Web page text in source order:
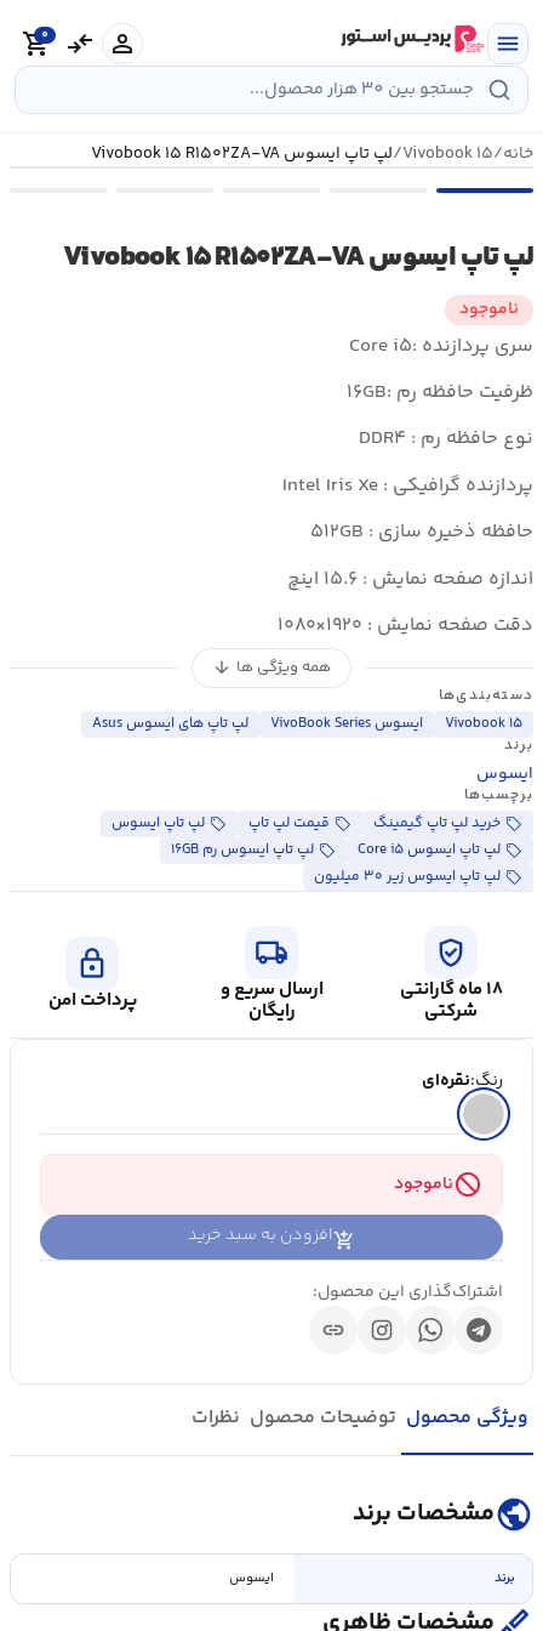
به
محتوا
menu
person
compare_arrows
shopping_cart
0
خانه/Vivobook ۱۵/لپ تاپ ایسوس Vivobook ۱۵ R۱۵۰۲ZA-VA
لپ تاپ ایسوس Vivobook ۱۵ R۱۵۰۲ZA-VA
ناموجود
سری پردازنده :Core i۵
ظرفیت حافظه رم :۱۶GB
نوع حافظه رم : DDR۴
پردازنده گرافیکی : Intel Iris Xe
حافظه ذخیره سازی : ۵۱۲GB
اندازه صفحه نمایش : ۱۵.۶ اینچ
دقت صفحه نمایش : ۱۹۲۰×۱۰۸۰
همه ویژگی ها arrow_downward
دسته‌بندی‌ها
Vivobook ۱۵
ایسوس VivoBook Series
لپ تاپ های ایسوس Asus
برند
ایسوس
برچسب‌ها
خرید لپ تاپ گیمینگ
قیمت لپ تاپ
لپ تاپ ایسوس
لپ تاپ ایسوس Core i۵
لپ تاپ ایسوس رم ۱۶GB
لپ تاپ ایسوس زیر ۳۰ میلیون
verified_user
۱۸ ماه گارانتی
شرکتی
local_shipping
ارسال سریع و
رایگان
lock
پرداخت امن
رنگ:نقره‌ای
blockناموجود
افزودن به سبد خرید
اشتراک‌گذاری این محصول:
link
ویژگی محصول توضیحات محصول نظرات
publicمشخصات برند
برند ایسوس